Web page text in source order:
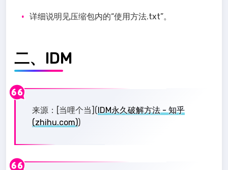
详细说明见压缩包内的“使用方法.txt”。
二、IDM
来源：[当哩个当](IDM永久破解方法 - 知乎
(zhihu.com))